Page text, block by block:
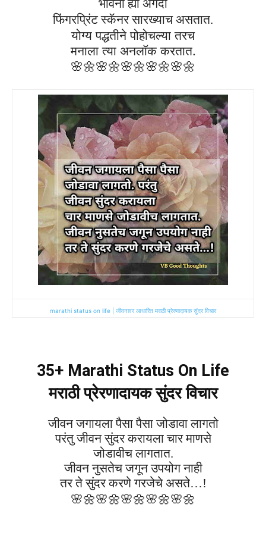
भावना ह्या अगदी
फिंगरप्रिंट स्कॅनर सारख्याच असतात.
योग्य पद्धतीने पोहोचल्या तरच
मनाला त्या अनलॉक करतात.
🌸🌼🌸🌼🌸🌼🌸🌼🌸🌼
marathi status on life | जीवनावर आधारित मराठी प्रेरणादायक सुंदर विचार
35+ Marathi Status On Life
मराठी प्रेरणादायक सुंदर विचार
जीवन जगायला पैसा पैसा जोडावा लागतो
परंतु जीवन सुंदर करायला चार माणसे
जोडावीच लागतात.
जीवन नुसतेच जगून उपयोग नाही
तर ते सुंदर करणे गरजेचे असते…!
🌸🌼🌸🌼🌸🌼🌸🌼🌸🌼